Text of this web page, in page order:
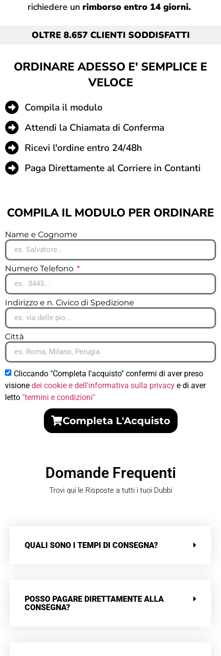
richiedere un rimborso entro 14 giorni.
OLTRE 8.657 CLIENTI SODDISFATTI
ORDINARE ADESSO E' SEMPLICE E
VELOCE
Compila il modulo
Attendi la Chiamata di Conferma
Ricevi l'ordine entro 24/48h
Paga Direttamente al Corriere in Contanti
COMPILA IL MODULO PER ORDINARE
Name e Cognome
Numero Telefono
Indirizzo e n. Civico di Spedizione
Città
Cliccando "Completa l'acquisto" confermi di aver preso
visione dei cookie e dell'informativa sulla privacy e di aver
letto "termini e condizioni"
Completa L'Acquisto
Domande Frequenti
Trovi qui le Risposte a tutti i tuoi Dubbi
QUALI SONO I TEMPI DI CONSEGNA?
POSSO PAGARE DIRETTAMENTE ALLA
CONSEGNA?